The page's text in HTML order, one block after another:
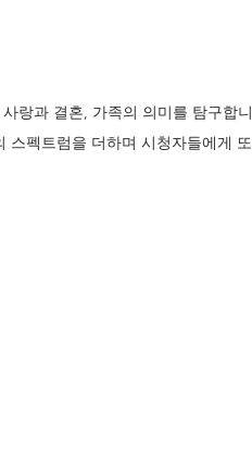
랑과 결혼, 가족의 의미를 탐구합
펙트럼을 더하며 시청자들에게